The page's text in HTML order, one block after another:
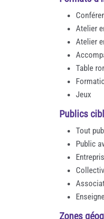
Atelier
Atelier
Table
Jeux
Publics
Tout
Public
Zones